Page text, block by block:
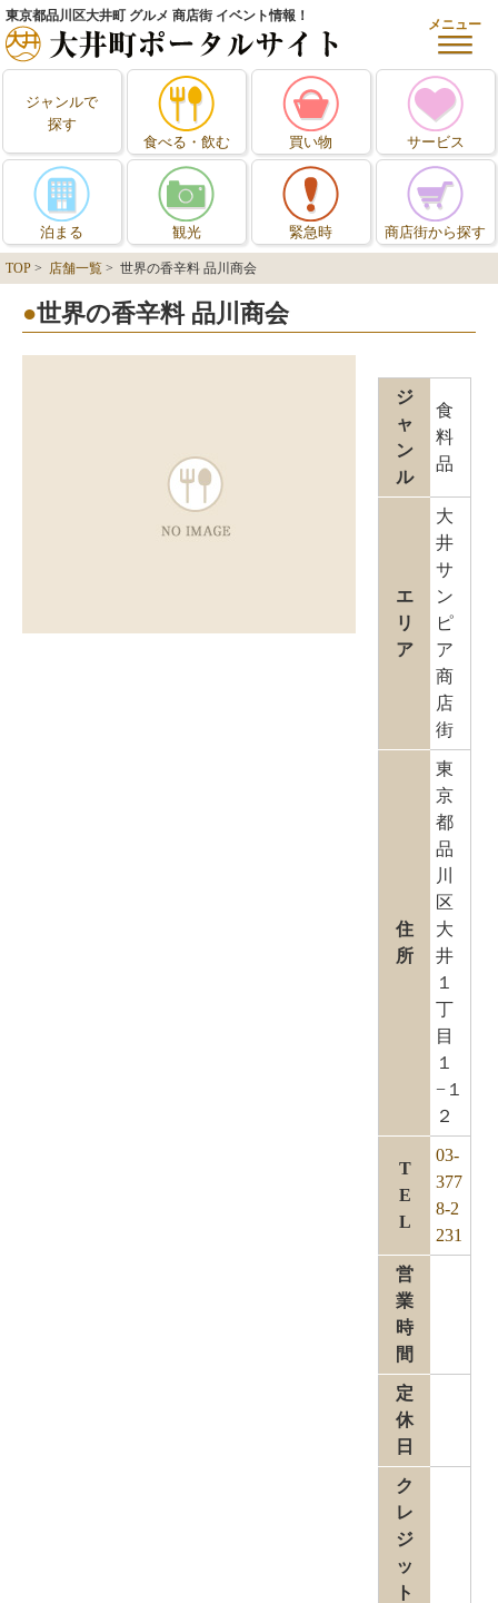
東京都品川区大井町 グルメ 商店街 イベント情報！
メニュー
ジャンルで
探す
食べる・飲む
買い物 サービス
泊まる 観光 緊急時 商店街から探す
TOP > 店舗一覧 > 世界の香辛料 品川商会
世界の香辛料 品川商会
ジ
ャ
ン
ル
食
料
品
エ
リ
ア
大
井
サ
ン
ピ
ア
商
店
街
住
所
東
京
都
品
川
区
大
井
１
丁
目
１
−１
２
T
E
L
03-
377
8-2
231
営
業
時
間
定
休
日
ク
レ
ジ
ッ
ト